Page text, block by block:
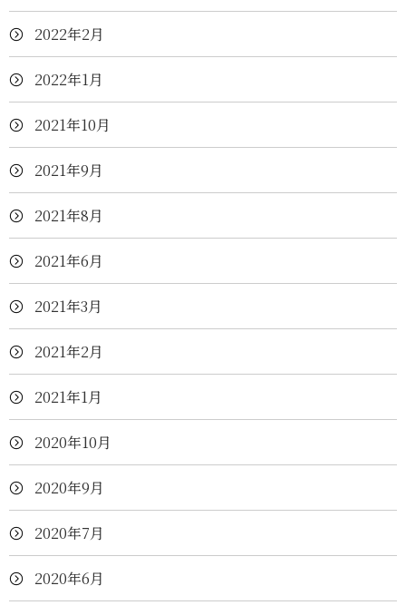
2022年2月
2022年1月
2021年10月
2021年9月
2021年8月
2021年6月
2021年3月
2021年2月
2021年1月
2020年10月
2020年9月
2020年7月
2020年6月